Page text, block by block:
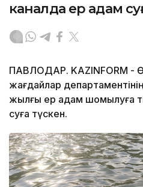
каналда ер адам
ПАВЛОДАР. KAZINFORM -
жағдайлар
жылғы ер адам шомылуға
суға түскен.